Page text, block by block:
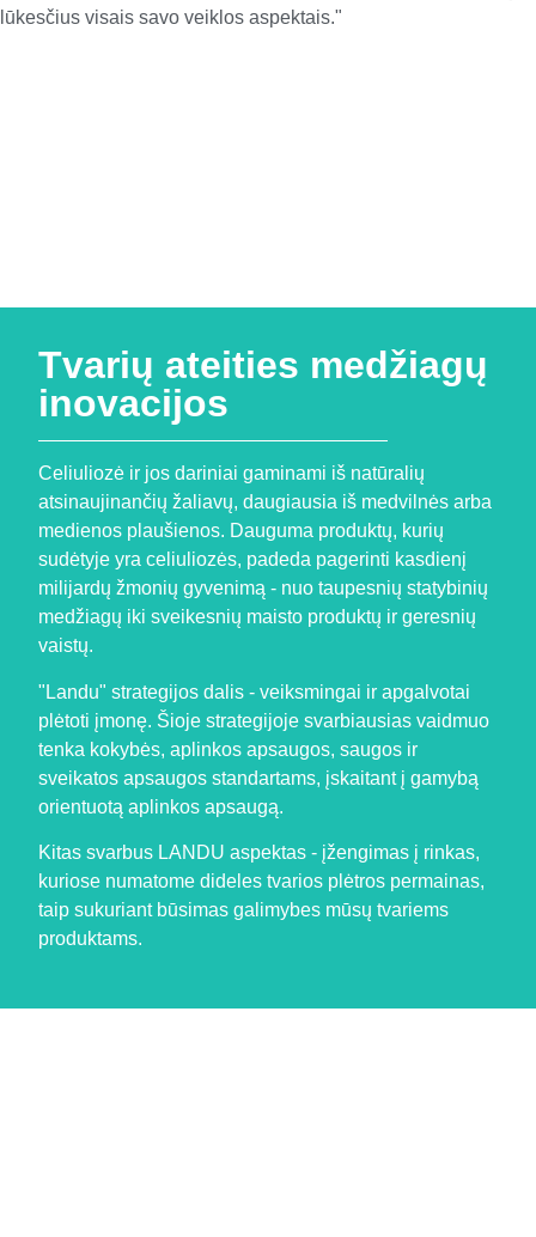
lūkesčius visais savo veiklos aspektais."
Tvarių ateities medžiagų
inovacijos
Celiuliozė ir jos dariniai gaminami iš natūralių
atsinaujinančių žaliavų, daugiausia iš medvilnės arba
medienos plaušienos. Dauguma produktų, kurių
sudėtyje yra celiuliozės, padeda pagerinti kasdienį
milijardų žmonių gyvenimą - nuo taupesnių statybinių
medžiagų iki sveikesnių maisto produktų ir geresnių
vaistų.
"Landu" strategijos dalis - veiksmingai ir apgalvotai
plėtoti įmonę. Šioje strategijoje svarbiausias vaidmuo
tenka kokybės, aplinkos apsaugos, saugos ir
sveikatos apsaugos standartams, įskaitant į gamybą
orientuotą aplinkos apsaugą.
Kitas svarbus LANDU aspektas - įžengimas į rinkas,
kuriose numatome dideles tvarios plėtros permainas,
taip sukuriant būsimas galimybes mūsų tvariems
produktams.